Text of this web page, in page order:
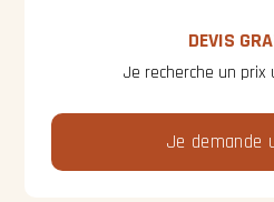
DEVIS
Je recherche un
Je demande